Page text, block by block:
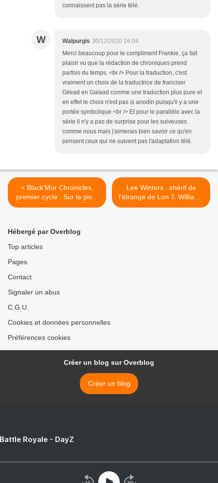
connaissent pas la série télé.
W Walpurgis 30/12/2020 16:04
Merci beaucoup pour le compliment Frankie, ça fait
plaisir vu que la rédaction de chroniques prend
parfois du temps. <br /> Pour la traduction, c'est
vraiment un choix de la traductrice de franciser
Gilead en Galaad comme une traduction plus pure et
en effet le choix n'est pas si anodin puisqu'il y a une
portée symbolique.<br /> Et pour le parallèle avec la
série il n'y a pas de surprise pour les suiveuses
comme nous mais j'aimerais bien savoir ce qu'en
pensent ceux qui ne suivent pas l'adaptation télé.
< Black'Mor Chronicles,
premier cycle : Sur la piste
des dragons oubliés d'Elian
Lee Winters : shérif de
l'étrange de Lon T. Williams
>
Hébergé par Overblog
Top articles
Pages
Contact
Signaler un abus
C.G.U.
Cookies et données personnelles
Préférences cookies
Créer un blog sur Overblog
Créer un blog
Royale - DayZ